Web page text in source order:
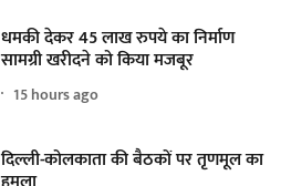
धमकी देकर 45 लाख रुपये का निर्माण
सामग्री खरीदने को किया मजबूर
15 hours ago
दिल्ली-कोलकाता की बैठकों पर तृणमूल का